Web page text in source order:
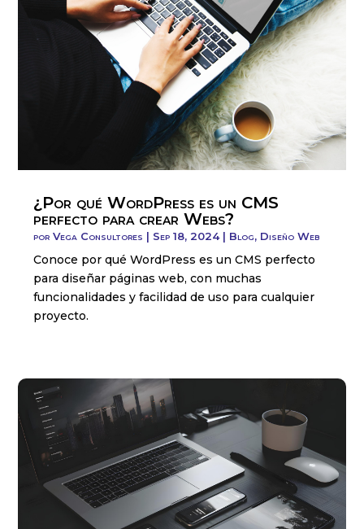
¿Por qué WordPress es un CMS
perfecto para crear Webs?
porVega Consultores | Sep 18, 2024| Blog, Diseño Web
Conoce por qué WordPress es un CMS perfecto
para diseñar páginas web, con muchas
funcionalidades y facilidad de uso para cualquier
proyecto.